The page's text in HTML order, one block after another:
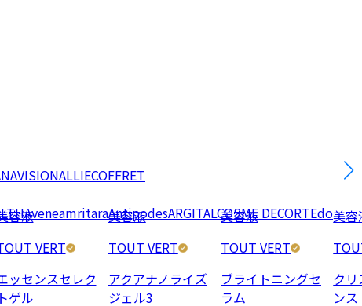
容液
VERT
ッセンスセレク
トゲル
美容液
TOUT VERT
アクアナノライズ
ジェル3
美容液
TOUT VERT
ブライトニングセ
ラム
美容
ク
ンス
NAVISIONALLIECOFFRET
AveneamritaraAntipodesARGITALCOSME DECORTEdo